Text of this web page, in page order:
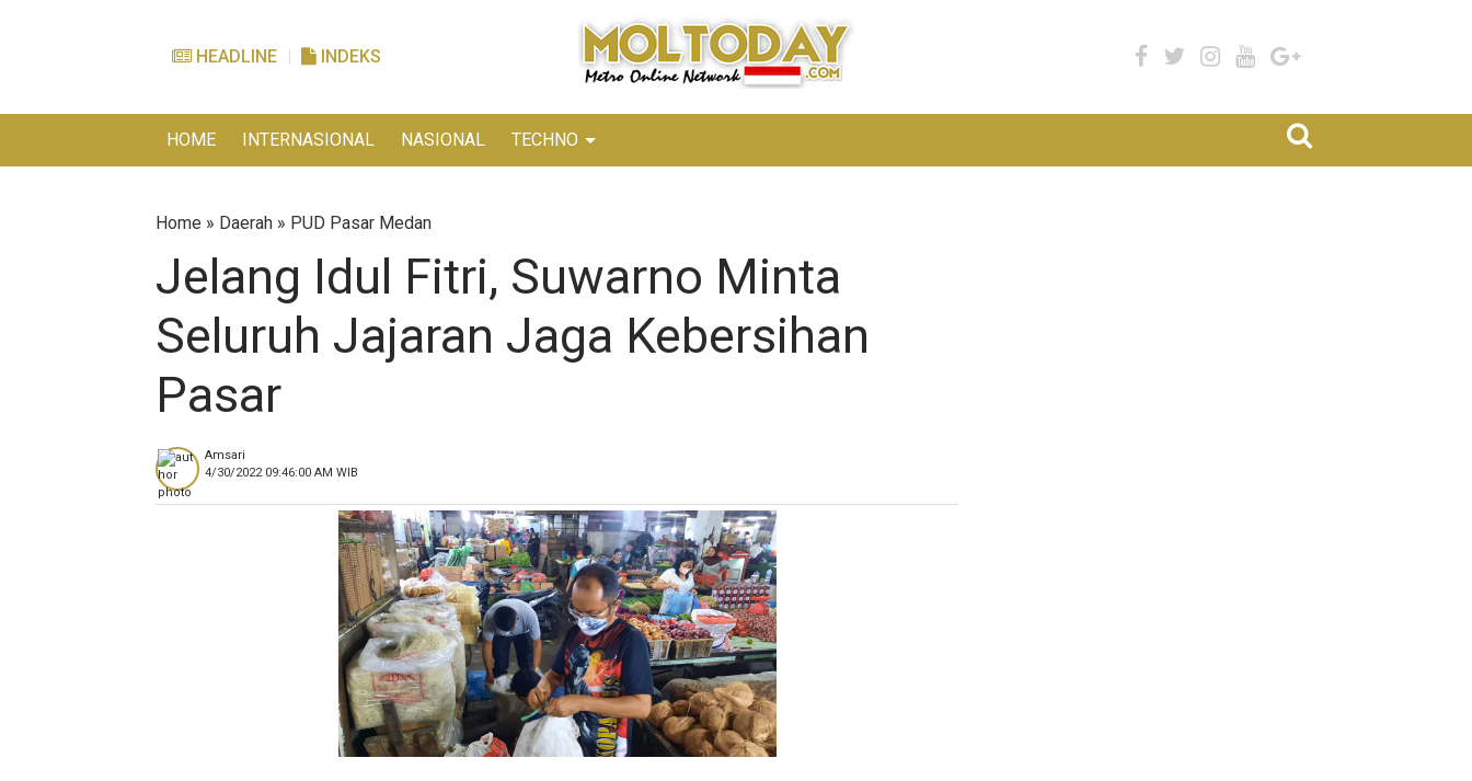
HEADLINE INDEKS
HOME INTERNASIONAL NASIONAL TECHNO
Home » Daerah » PUD Pasar Medan
Jelang Idul Fitri, Suwarno Minta
Seluruh Jajaran Jaga Kebersihan
Pasar
Amsari
4/30/2022 09:46:00 AM WIB